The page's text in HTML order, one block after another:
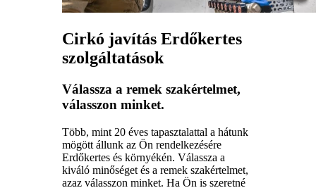
Cirkó javítás Erdőkertes
szolgáltatások
Válassza a remek szakértelmet,
válasszon minket.
Több, mint 20 éves tapasztalattal a hátunk
mögött állunk az Ön rendelkezésére
Erdőkertes és környékén. Válassza a
kiváló minőséget és a remek szakértelmet,
azaz válasszon minket. Ha Ön is szeretné